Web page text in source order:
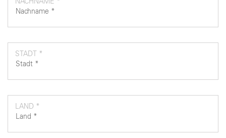
STADT *
LAND *